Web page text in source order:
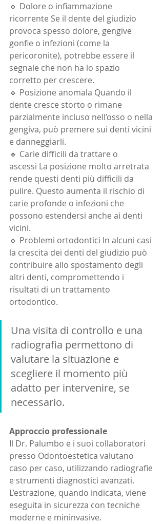
🔹 Dolore o infiammazione
ricorrente Se il dente del giudizio
provoca spesso dolore, gengive
gonfie o infezioni (come la
pericoronite), potrebbe essere il
segnale che non ha lo spazio
corretto per crescere.
🔹 Posizione anomala Quando il
dente cresce storto o rimane
parzialmente incluso nell’osso o nella
gengiva, può premere sui denti vicini
e danneggiarli.
🔹 Carie difficili da trattare o
ascessi La posizione molto arretrata
rende questi denti più difficili da
pulire. Questo aumenta il rischio di
carie profonde o infezioni che
possono estendersi anche ai denti
vicini.
🔹 Problemi ortodontici In alcuni casi
la crescita dei denti del giudizio può
contribuire allo spostamento degli
altri denti, compromettendo i
risultati di un trattamento
ortodontico.
Una visita di controllo e una
radiografia permettono di
valutare la situazione e
scegliere il momento più
adatto per intervenire, se
necessario.
Approccio professionale
Il Dr. Palumbo e i suoi collaboratori
presso Odontoestetica valutano
caso per caso, utilizzando radiografie
e strumenti diagnostici avanzati.
L’estrazione, quando indicata, viene
eseguita in sicurezza con tecniche
moderne e mininvasive.